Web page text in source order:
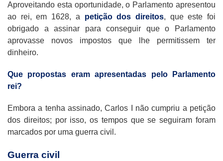
Aproveitando esta oportunidade, o Parlamento apresentou
ao rei, em 1628, a petição dos direitos, que este foi
obrigado a assinar para conseguir que o Parlamento
aprovasse novos impostos que lhe permitissem ter
dinheiro.
Que propostas eram apresentadas pelo Parlamento
rei?
Embora a tenha assinado, Carlos I não cumpriu a petição
dos direitos; por isso, os tempos que se seguiram foram
marcados por uma guerra civil.
Guerra civil